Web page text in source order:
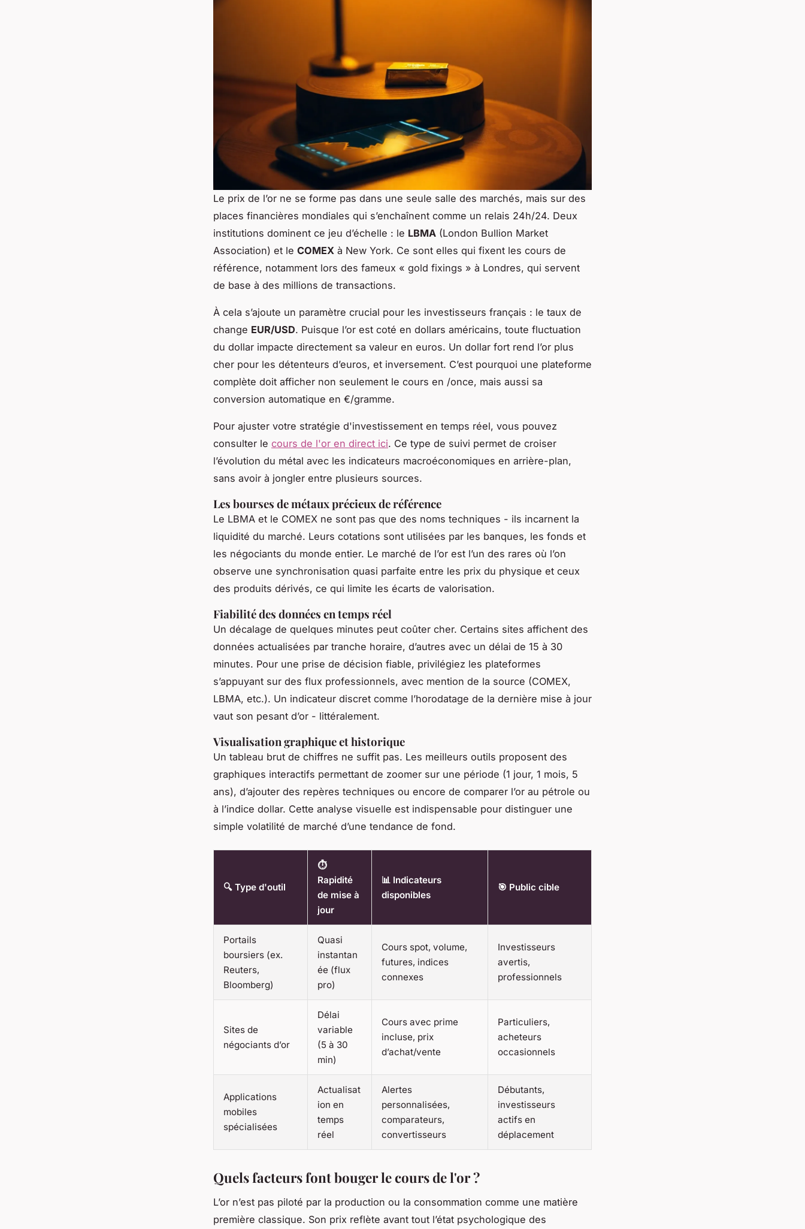
Le prix de l’or ne se forme pas dans une seule salle des marchés, mais sur des
places financières mondiales qui s’enchaînent comme un relais 24h/24. Deux
institutions dominent ce jeu d’échelle : le LBMA (London Bullion Market
Association) et le COMEX à New York. Ce sont elles qui fixent les cours de
référence, notamment lors des fameux « gold fixings » à Londres, qui servent
de base à des millions de transactions.
À cela s’ajoute un paramètre crucial pour les investisseurs français : le taux de
change EUR/USD. Puisque l’or est coté en dollars américains, toute fluctuation
du dollar impacte directement sa valeur en euros. Un dollar fort rend l’or plus
cher pour les détenteurs d’euros, et inversement. C’est pourquoi une plateforme
complète doit afficher non seulement le cours en /once, mais aussi sa
conversion automatique en €/gramme.
Pour ajuster votre stratégie d'investissement en temps réel, vous pouvez
consulter le cours de l'or en direct ici. Ce type de suivi permet de croiser
l’évolution du métal avec les indicateurs macroéconomiques en arrière-plan,
sans avoir à jongler entre plusieurs sources.
Les bourses de métaux précieux de référence
Le LBMA et le COMEX ne sont pas que des noms techniques - ils incarnent la
liquidité du marché. Leurs cotations sont utilisées par les banques, les fonds et
les négociants du monde entier. Le marché de l’or est l’un des rares où l’on
observe une synchronisation quasi parfaite entre les prix du physique et ceux
des produits dérivés, ce qui limite les écarts de valorisation.
Fiabilité des données en temps réel
Un décalage de quelques minutes peut coûter cher. Certains sites affichent des
données actualisées par tranche horaire, d’autres avec un délai de 15 à 30
minutes. Pour une prise de décision fiable, privilégiez les plateformes
s’appuyant sur des flux professionnels, avec mention de la source (COMEX,
LBMA, etc.). Un indicateur discret comme l’horodatage de la dernière mise à jour
vaut son pesant d’or - littéralement.
Visualisation graphique et historique
Un tableau brut de chiffres ne suffit pas. Les meilleurs outils proposent des
graphiques interactifs permettant de zoomer sur une période (1 jour, 1 mois, 5
ans), d’ajouter des repères techniques ou encore de comparer l’or au pétrole ou
à l’indice dollar. Cette analyse visuelle est indispensable pour distinguer une
simple volatilité de marché d’une tendance de fond.
🔍 Type d'outil
⏱️
Rapidité
de mise à
jour
📊 Indicateurs
disponibles
🎯 Public cible
Portails
boursiers (ex.
Reuters,
Bloomberg)
Quasi
instantan
ée (flux
pro)
Cours spot, volume,
futures, indices
connexes
Investisseurs
avertis,
professionnels
Sites de
négociants d’or
Délai
variable
(5 à 30
min)
Cours avec prime
incluse, prix
d’achat/vente
Particuliers,
acheteurs
occasionnels
Applications
mobiles
spécialisées
Actualisat
ion en
temps
réel
Alertes
personnalisées,
comparateurs,
convertisseurs
Débutants,
investisseurs
actifs en
déplacement
Quels facteurs font bouger le cours de l'or ?
L’or n’est pas piloté par la production ou la consommation comme une matière
première classique. Son prix reflète avant tout l’état psychologique des